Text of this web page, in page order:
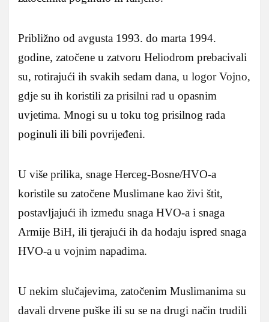
Približno od avgusta 1993. do marta 1994.
godine, zatočene u zatvoru Heliodrom prebacivali
su, rotirajući ih svakih sedam dana, u logor Vojno,
gdje su ih koristili za prisilni rad u opasnim
uvjetima. Mnogi su u toku tog prisilnog rada
poginuli ili bili povrijeđeni.
U više prilika, snage Herceg-Bosne/HVO-a
koristile su zatočene Muslimane kao živi štit,
postavljajući ih između snaga HVO-a i snaga
Armije BiH, ili tjerajući ih da hodaju ispred snaga
HVO-a u vojnim napadima.
U nekim slučajevima, zatočenim Muslimanima su
davali drvene puške ili su se na drugi način trudili